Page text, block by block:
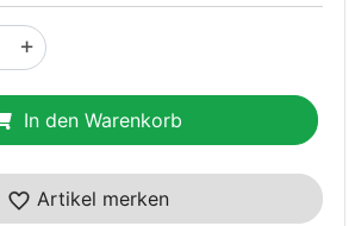
+
In den Warenkorb
Artikel merken